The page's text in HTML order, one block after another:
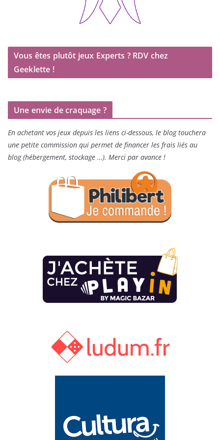
Vous êtes plutôt jeux Experts ? RDV chez
Geeklette !
Une envie de craquage ?
En achetant vos jeux depuis les liens ci-dessous, le blog touchera
une petite commission qui permet de financer les frais liés au
blog (hébergement, stockage …). Merci par avance !